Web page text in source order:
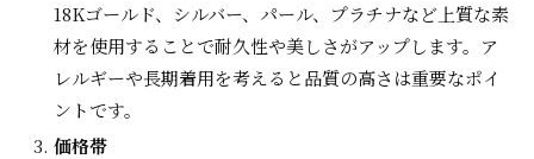
18Kゴールド、シルバー、パール、プラチナなど上質な素
材を使用することで耐久性や美しさがアップします。ア
レルギーや長期着用を考えると品質の高さは重要なポイ
ントです。
価格帯